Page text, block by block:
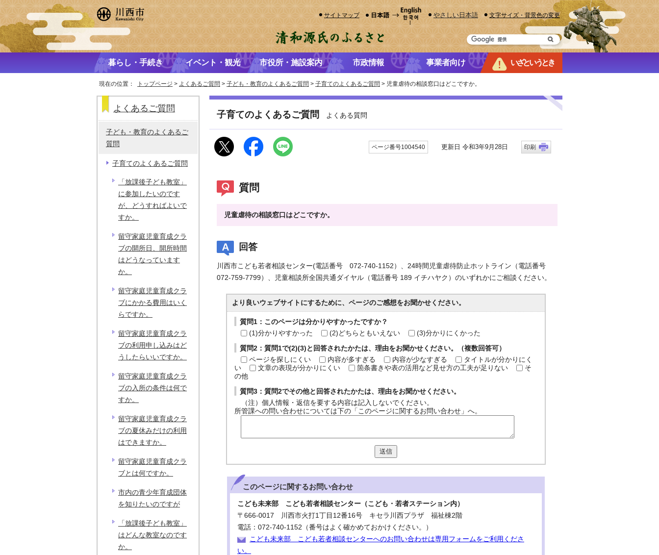
サイトマップ やさしい日本語 文字サイズ・背景色の変更
暮らし・手続き イベント・観光 市役所・施設案内 市政情報 事業者向け いざというとき
現在の位置： トップページ > よくあるご質問 > 子ども・教育のよくあるご質問 > 子育てのよくあるご質問 > 児童虐待の相談窓口はどこですか。
子育てのよくあるご質問 よくある質問
ページ番号1004540 更新日 令和3年9月28日 印刷
質問
児童虐待の相談窓口はどこですか。
回答
川西市こども若者相談センター(電話番号 072-740-1152）、24時間児童虐待防止ホットライン（電話番号
072-759-7799）、児童相談所全国共通ダイヤル（電話番号 189 イチハヤク）のいずれかにご相談ください。
より良いウェブサイトにするために、ページのご感想をお聞かせください。
質問1：このページは分かりやすかったですか？
(1)分かりやすかった
(2)どちらともいえない (3)分かりにくかった
質問2：質問1で(2)(3)と回答されたかたは、理由をお聞かせください。（複数回答可）
ページを探しにくい
内容が多すぎる 内容が少なすぎる
タイトルが分かりにく
い
文章の表現が分かりにくい 箇条書きや表の活用など見せ方の工夫が足りない
そ
の他
質問3：質問2でその他と回答されたかたは、理由をお聞かせください。
（注）個人情報・返信を要する内容は記入しないでください。
所管課への問い合わせについては下の「このページに関するお問い合わせ」へ。
送信
このページに関するお問い合わせ
こども未来部 こども若者相談センター（こども・若者ステーション内）
〒666-0017 川西市火打1丁目12番16号 キセラ川西プラザ 福祉棟2階
電話：072-740-1152（番号はよく確かめておかけください。）
こども未来部 こども若者相談センターへのお問い合わせは専用フォームをご利用くださ
い。
よくあるご質問
子ども・教育のよくあるご
質問
子育てのよくあるご質問
「放課後子ども教室」
に参加したいのです
が、どうすればよいで
すか。
留守家庭児童育成クラ
ブの開所日、開所時間
はどうなっています
か。
留守家庭児童育成クラ
ブにかかる費用はいく
らですか。
留守家庭児童育成クラ
ブの利用申し込みはど
うしたらいいですか。
留守家庭児童育成クラ
ブの入所の条件は何で
すか。
留守家庭児童育成クラ
ブの夏休みだけの利用
はできますか。
留守家庭児童育成クラ
ブとは何ですか。
市内の青少年育成団体
を知りたいのですが
「放課後子ども教室」
はどんな教室なのです
か。